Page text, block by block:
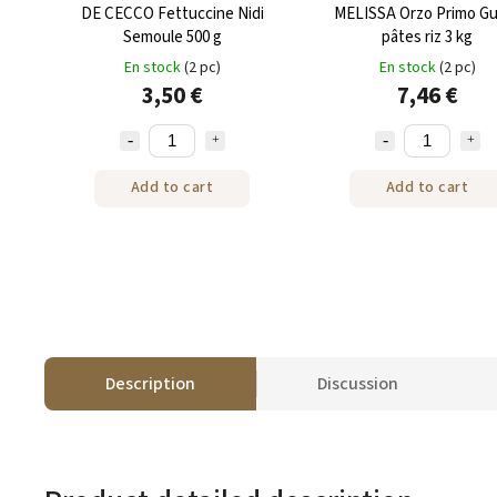
DE CECCO Fettuccine Nidi
Semoule 500 g
En stock(2 pc)
3,50 €
Add to cart
MELISSA Orzo Primo
pâtes riz 3 kg
En stock(2 pc)
7,46 €
Add to cart
Description Discussion